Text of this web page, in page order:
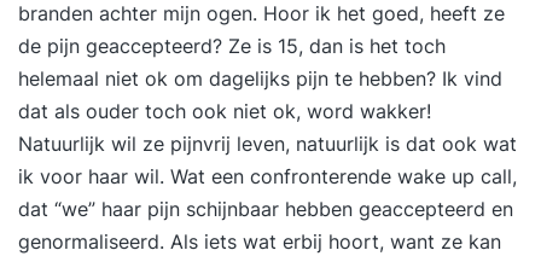
branden achter mijn ogen. Hoor ik het goed, heeft ze
de pijn geaccepteerd? Ze is 15, dan is het toch
helemaal niet ok om dagelijks pijn te hebben? Ik vind
dat als ouder toch ook niet ok, word wakker!
Natuurlijk wil ze pijnvrij leven, natuurlijk is dat ook wat
ik voor haar wil. Wat een confronterende wake up call,
dat “we” haar pijn schijnbaar hebben geaccepteerd en
genormaliseerd. Als iets wat erbij hoort, want ze kan